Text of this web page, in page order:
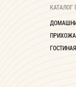
КАТАЛОГ
ГОСТИНАЯ